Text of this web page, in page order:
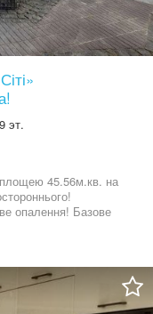
эт.
площею 45.56м.кв. на
опалення! Базове
у
ставайте власником
від
Постанова,